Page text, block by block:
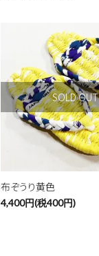
SOLD OUT
布ぞうり黄色
4,400円(税400円)